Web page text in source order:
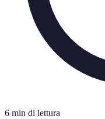
6 min di lettura